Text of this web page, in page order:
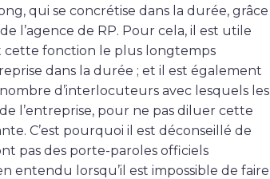
qui se concrétise dans la durée, grâce
l’agence de RP. Pour cela, il est utile
cette fonction le plus longtemps
dans la durée ; et il est également
d’interlocuteurs avec lesquels les
l’entreprise, pour ne pas diluer cette
C’est pourquoi il est déconseillé de
pas des porte-paroles officiels
entendu lorsqu’il est impossible de faire